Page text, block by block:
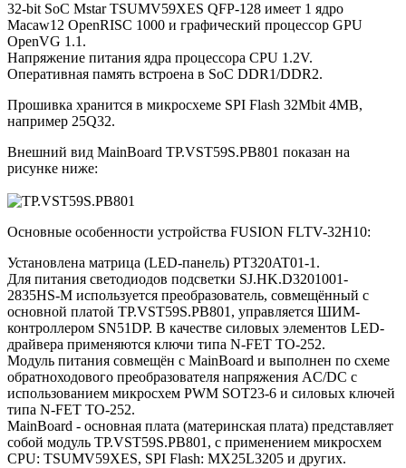
32-bit SoC Mstar TSUMV59XES QFP-128 имеет 1 ядро
Macaw12 OpenRISC 1000 и графический процессор GPU
OpenVG 1.1.
Напряжение питания ядра процессора CPU 1.2V.
Оперативная память встроена в SoC DDR1/DDR2.
Прошивка хранится в микросхеме SPI Flash 32Mbit 4MB,
например 25Q32.
Внешний вид MainBoard TP.VST59S.PB801 показан на
рисунке ниже:
Основные особенности устройства FUSION FLTV-32H10:
Установлена матрица (LED-панель) PT320AT01-1.
Для питания светодиодов подсветки SJ.HK.D3201001-
2835HS-M используется преобразователь, совмещённый с
основной платой TP.VST59S.PB801, управляется ШИМ-
контроллером SN51DP. В качестве силовых элементов LED-
драйвера применяются ключи типа N-FET TO-252.
Модуль питания совмещён с MainBoard и выполнен по схеме
обратноходового преобразователя напряжения AC/DC c
использованием микросхем PWM SOT23-6 и силовых ключей
типа N-FET TO-252.
MainBoard - основная плата (материнская плата) представляет
собой модуль TP.VST59S.PB801, с применением микросхем
CPU: TSUMV59XES, SPI Flash: MX25L3205 и других.